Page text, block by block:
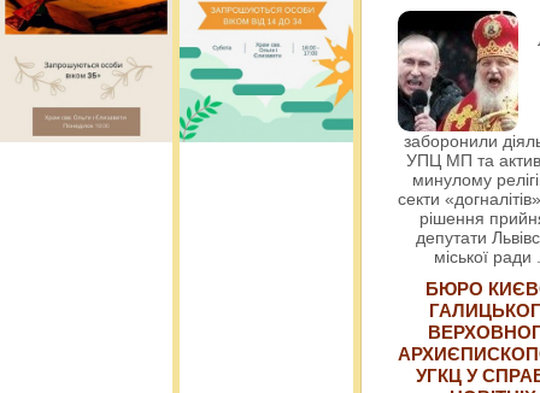
заборонили
УПЦ МП та
минулому
секти
рішення
депутати
міської ради
БЮРО
УГКЦ У